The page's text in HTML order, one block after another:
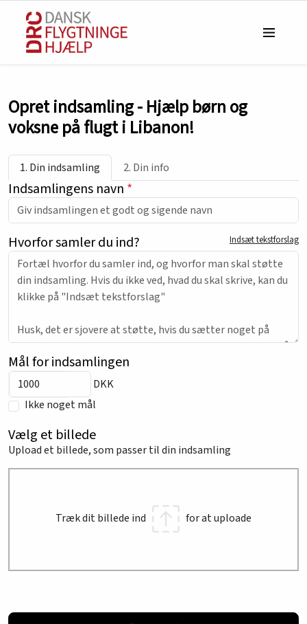
Opret indsamling - Hjælp børn og
voksne på flugt i Libanon!
1. Din indsamling 2. Din info
Indsamlingens navn *
Indsæt tekstforslag
Hvorfor samler du ind?
Mål for indsamlingen
DKK
Ikke noget mål
Vælg et billede
Upload et billede, som passer til din indsamling
Træk dit billede ind for at uploade